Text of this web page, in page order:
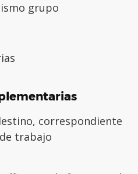
grupo
correspondiente
trabajo